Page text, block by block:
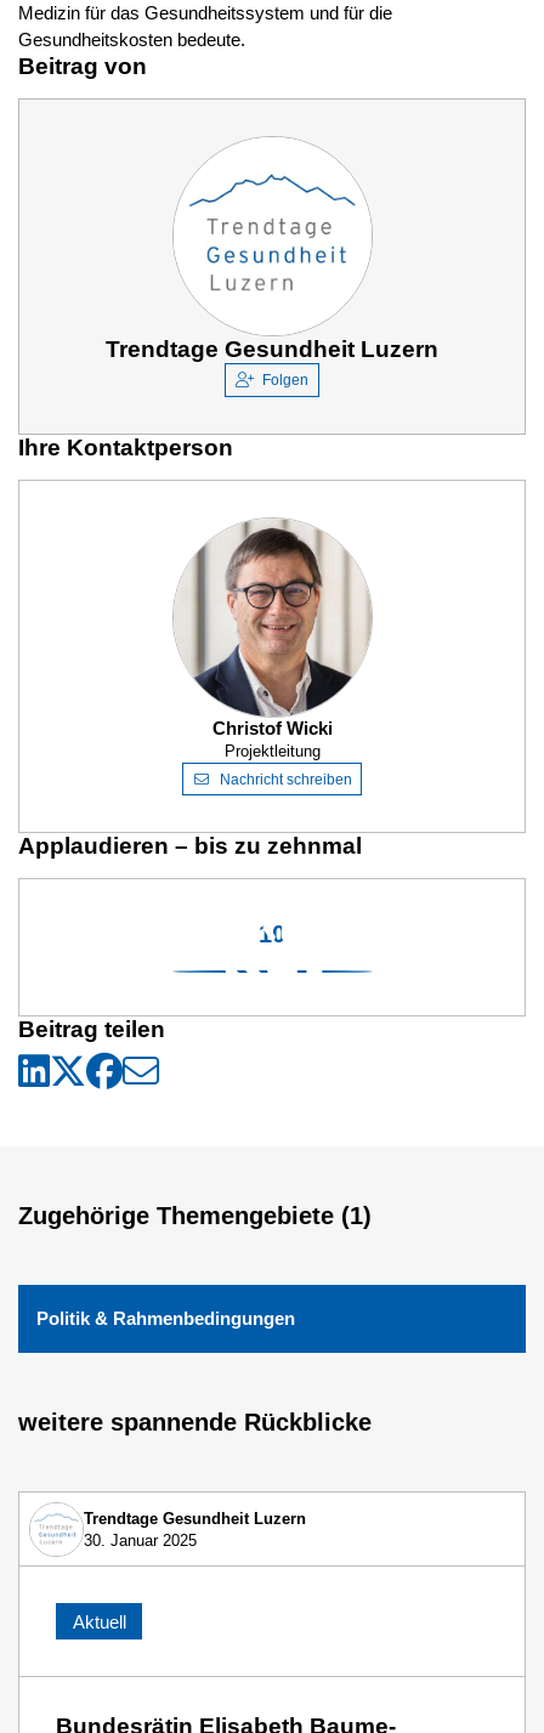
Medizin für das Gesundheitssystem und für die
Gesundheitskosten bedeute.
Beitrag von
Trendtage Gesundheit Luzern
Folgen
Ihre Kontaktperson
Christof Wicki
Projektleitung
Nachricht schreiben
Applaudieren – bis zu zehnmal
10
Beitrag teilen
Zugehörige Themengebiete (1)
Politik & Rahmenbedingungen
weitere spannende Rückblicke
Trendtage Gesundheit Luzern
30. Januar 2025
Aktuell
Bundesrätin Elisabeth Baume-